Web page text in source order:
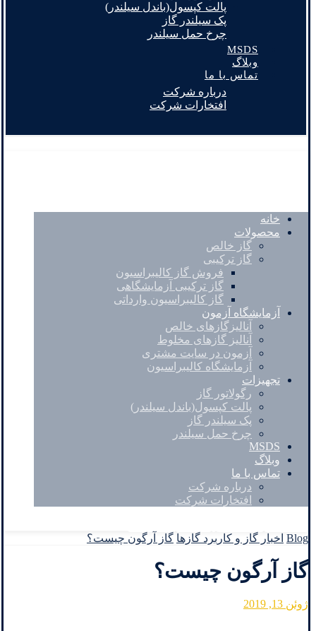
پالت کپسول(باندل سیلندر)
پک سیلندر گاز
چرخ حمل سیلندر
MSDS
وبلاگ
تماس با ما
درباره شرکت
افتخارات شرکت
خانه
محصولات
گاز خالص
گاز ترکیبی
فروش گاز کالیبراسیون
گاز ترکیبی آزمایشگاهی
گاز کالیبراسیون وارداتی
آزمایشگاه آزمون
آنالیزگازهای خالص
آنالیز گازهای مخلوط
آزمون در سایت مشتری
آزمایشگاه کالیبراسیون
تجهیزات
رگولاتور گاز
پالت کپسول(باندل سیلندر)
پک سیلندر گاز
چرخ حمل سیلندر
MSDS
وبلاگ
تماس با ما
درباره شرکت
افتخارات شرکت
Blog اخبار گاز و کاربرد گازها گاز آرگون چیست؟
گاز آرگون چیست؟
ژوئن 13, 2019